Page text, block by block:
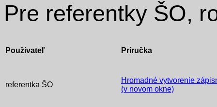
Pre referentky ŠO,
Používateľ Príručka
referentka ŠO
Hromadné vytvorenie
(v novom okne)